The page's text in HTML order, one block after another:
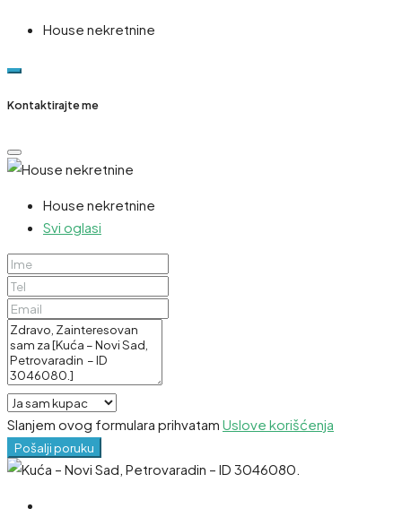
House nekretnine
Kontaktirajte me
House nekretnine
Svi oglasi
Slanjem ovog formulara prihvatam Uslove korišćenja
Pošalji poruku